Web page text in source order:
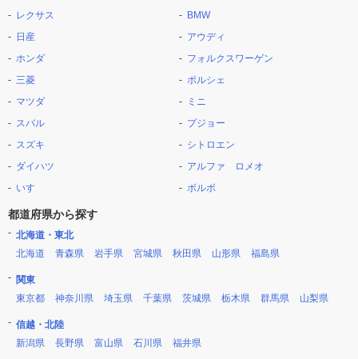
レクサス
日産
ホンダ
三菱
マツダ
スバル
スズキ
ダイハツ
いすゞ
BMW
アウディ
フォルクスワーゲン
ポルシェ
ミニ
プジョー
シトロエン
アルファ ロメオ
ボルボ
都道府県から探す
北海道・東北
北海道
青森県 岩手県 宮城県 秋田県 山形県 福島県
関東
東京都
神奈川県 埼玉県 千葉県 茨城県 栃木県 群馬県 山梨県
信越・北陸
新潟県
長野県 富山県 石川県 福井県